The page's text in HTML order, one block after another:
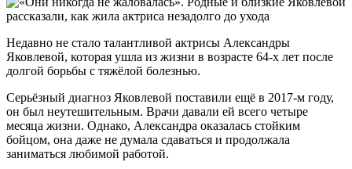
Недавно не стало талантливой актрисы Александры
Яковлевой, которая ушла из жизни в возрасте 64-х лет после
долгой борьбы с тяжёлой болезнью.
Серьёзный диагноз Яковлевой поставили ещё в 2017-м году,
он был неутешительным. Врачи давали ей всего четыре
месяца жизни. Однако, Александра оказалась стойким
бойцом, она даже не думала сдаваться и продолжала
заниматься любимой работой.